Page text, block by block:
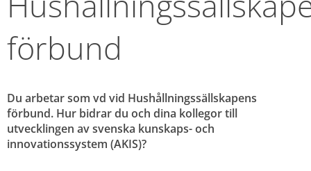
förbund
Du arbetar som vd vid Hushållningssällskapens
förbund. Hur bidrar du och dina kollegor till
utvecklingen av svenska kunskaps- och
innovationssystem (AKIS)?